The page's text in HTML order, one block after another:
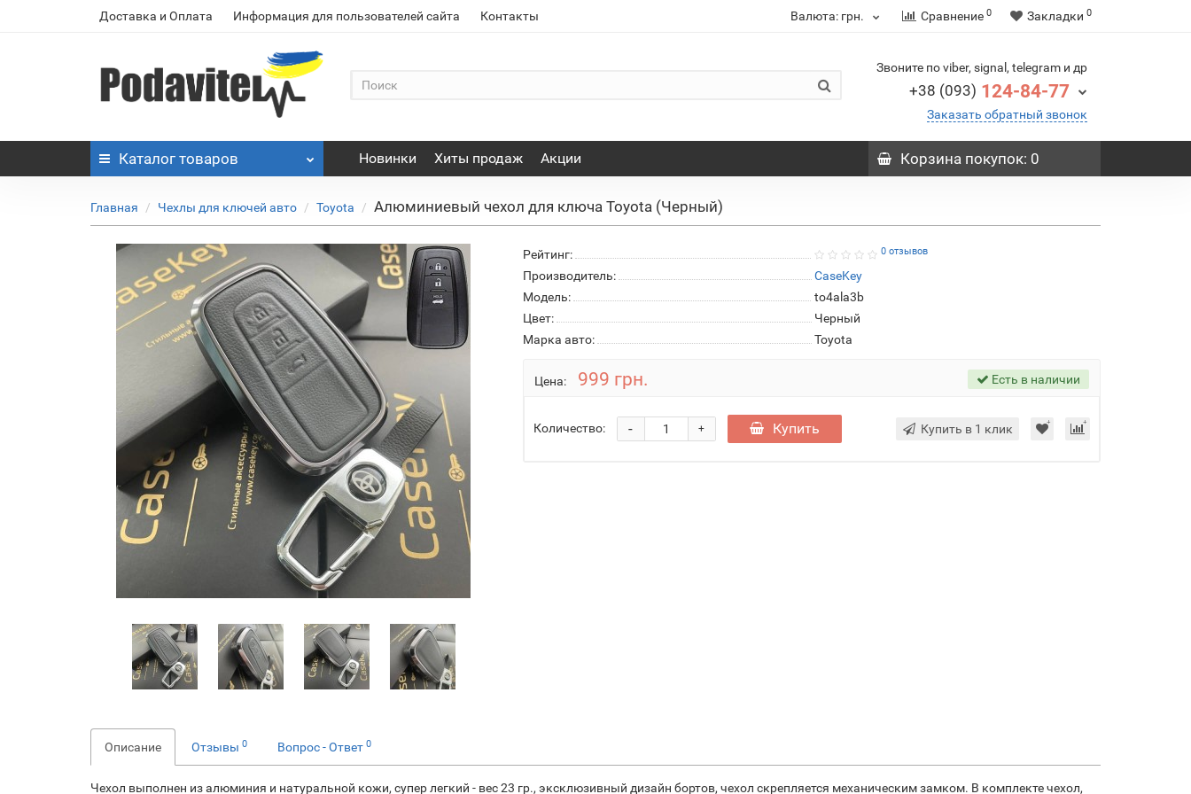
Доставка и Оплата Информация для пользователей сайта Контакты Валюта: грн. Сравнение 0 Закладки 0
Звоните по viber, signal, telegram и др
+38 (093) 124-84-77
Заказать обратный звонок
Каталог товаров Новинки Хиты продаж Акции Корзинапокупок: 0
Главная Чехлы для ключей авто Toyota Алюминиевый чехол для ключа Toyota (Черный)
Рейтинг: 0 отзывов
Производитель:
CaseKey
Модель:
to4ala3b
Цвет:
Черный
Марка авто:
Toyota
Цена: 999 грн. Есть в наличии
Количество: +
- Купить Купить в 1 клик
Описание Отзывы 0 Вопрос - Ответ 0
Чехол выполнен из алюминия и натуральной кожи, супер легкий - вес 23 гр., эксклюзивный дизайн бортов, чехол скрепляется механическим замком. В комплекте чехол,